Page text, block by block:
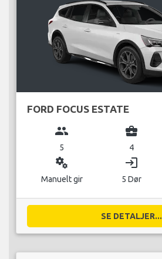
FORD FOCUS ESTATE
group
5
business_center
4
miscellaneous_services
Manuelt gir
login
5 Dør
SE DETALJER...